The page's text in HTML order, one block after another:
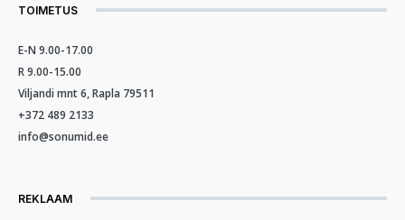
TOIMETUS
E-N 9.00-17.00
R 9.00-15.00
Viljandi mnt 6, Rapla 79511
+372 489 2133
info@sonumid.ee
REKLAAM